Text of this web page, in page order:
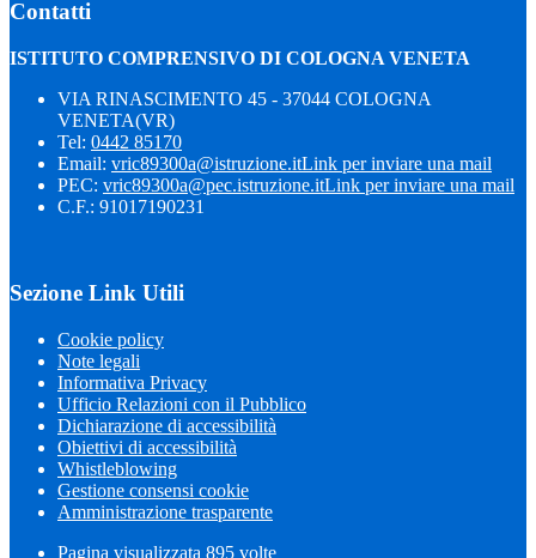
Contatti
ISTITUTO COMPRENSIVO DI COLOGNA VENETA
VIA RINASCIMENTO 45 - 37044 COLOGNA
VENETA(VR)
Tel: 0442 85170
Email: vric89300a@istruzione.itLink per inviare una mail
PEC: vric89300a@pec.istruzione.itLink per inviare una mail
C.F.: 91017190231
Sezione Link Utili
Cookie policy
Note legali
Informativa Privacy
Ufficio Relazioni con il Pubblico
Dichiarazione di accessibilità
Obiettivi di accessibilità
Whistleblowing
Gestione consensi cookie
Amministrazione trasparente
Pagina visualizzata 895 volte